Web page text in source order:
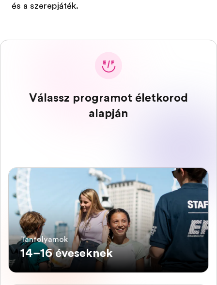
és a szerepjáték.
Válassz programot életkorod
alapján
Tanfolyamok
14–16 éveseknek